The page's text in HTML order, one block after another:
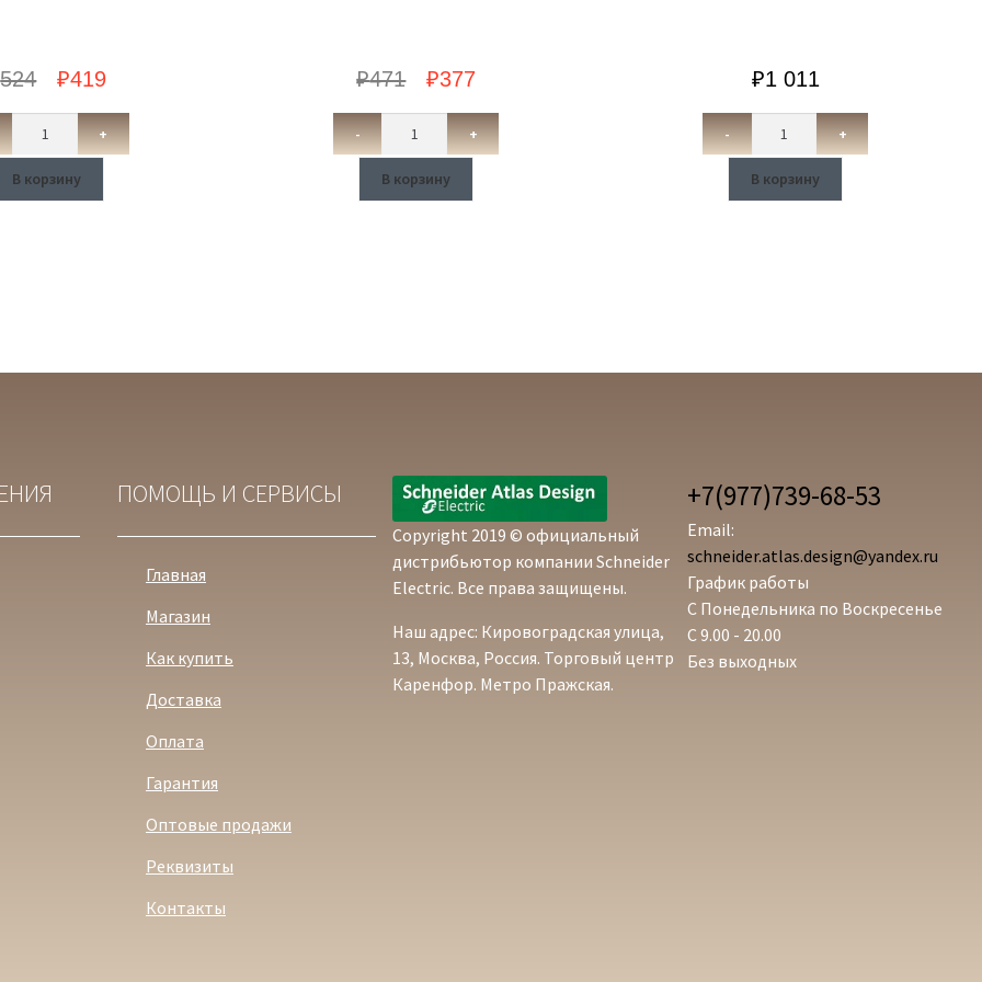
524 ₽419
+
В корзину
₽471 ₽377
- +
В корзину
₽1 011
- +
В корзину
ПОМОЩЬ И СЕРВИСЫ
Главная
Магазин
Как купить
Доставка
Оплата
Гарантия
Оптовые продажи
Реквизиты
Контакты
Copyright 2019 © официальный
дистрибьютор компании Schneider
Electric. Все права защищены.
Наш адрес: Кировоградская улица,
13, Москва, Россия. Торговый центр
Каренфор. Метро Пражская.
+7(977)739-68-53
Email:
schneider.atlas.design@yandex.ru
График работы
С Понедельника по Воскресенье
С 9.00 - 20.00
Без выходных